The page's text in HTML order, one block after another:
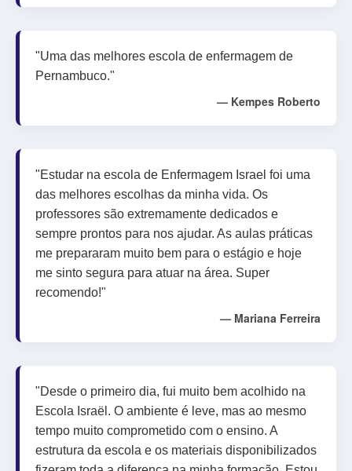
"Uma das melhores escola de enfermagem de
Pernambuco."
— Kempes Roberto
"Estudar na escola de Enfermagem Israel foi uma
das melhores escolhas da minha vida. Os
professores são extremamente dedicados e
sempre prontos para nos ajudar. As aulas práticas
me prepararam muito bem para o estágio e hoje
me sinto segura para atuar na área. Super
recomendo!"
— Mariana Ferreira
"Desde o primeiro dia, fui muito bem acolhido na
Escola Israël. O ambiente é leve, mas ao mesmo
tempo muito comprometido com o ensino. A
estrutura da escola e os materiais disponibilizados